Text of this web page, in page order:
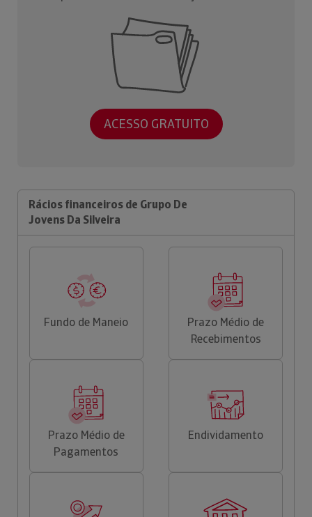
ACESSO GRATUITO
Rácios financeiros de Grupo De
Jovens Da Silveira
Fundo de Maneio
Prazo Médio de
Recebimentos
Prazo Médio de
Pagamentos
Endividamento